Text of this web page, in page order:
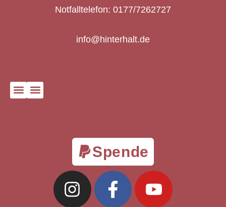
Notfalltelefon: 0177/7262727
info@hinterhalt.de
Spende